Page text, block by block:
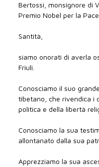
Bertossi, monsignore di
Premio Nobel per la Pace
Santità,
siamo onorati di averla
Friuli.
Conosciamo il suo
tibetano, che rivendica i
politica e della libertà
Conosciamo la sua
allontanato dalla sua
Apprezziamo la sua